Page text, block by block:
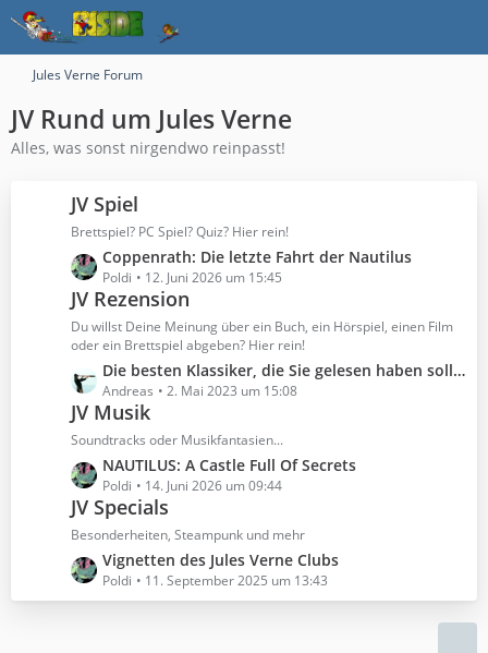
Jules Verne Forum
JV Rund um Jules Verne
Alles, was sonst nirgendwo reinpasst!
JV Spiel
Brettspiel? PC Spiel? Quiz? Hier rein!
L
e
z
t
B
e
i
r
ä
g
e
Coppenrath: Die letzte Fahrt der Nautilus
Poldi 12. Juni 2026 um 15:45
JV Rezension
Du willst Deine Meinung über ein Buch, ein Hörspiel, einen Film
oder ein Brettspiel abgeben? Hier rein!
L
e
z
e
B
e
i
t
r
Die besten Klassiker, die Sie gelesen haben sollten
Andreas 2. Mai 2023 um 15:08
JV Musik
Soundtracks oder Musikfantasien...
L
e
z
e
B
NAUTILUS: A Castle Full Of Secrets
Poldi 14. Juni 2026 um 09:44
JV Specials
Besonderheiten, Steampunk und mehr
L
e
t
Vignetten des Jules Verne Clubs
Poldi 11. September 2025 um 13:43